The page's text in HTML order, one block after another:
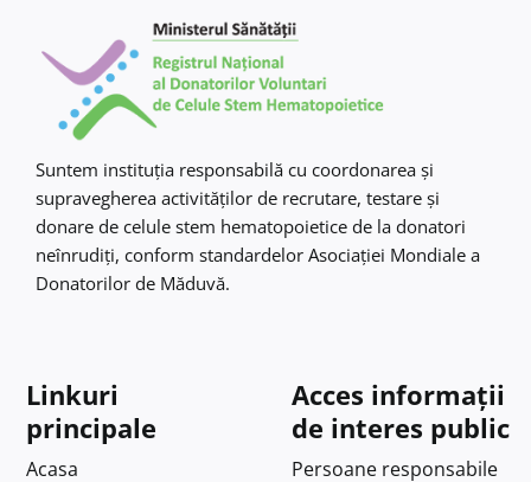
Suntem instituţia responsabilă cu coordonarea şi
supravegherea activităţilor de recrutare, testare şi
donare de celule stem hematopoietice de la donatori
neînrudiţi, conform standardelor Asociaţiei Mondiale a
Donatorilor de Măduvă.
Linkuri
principale
Acasa
Acces informații
de interes public
Persoane responsabile